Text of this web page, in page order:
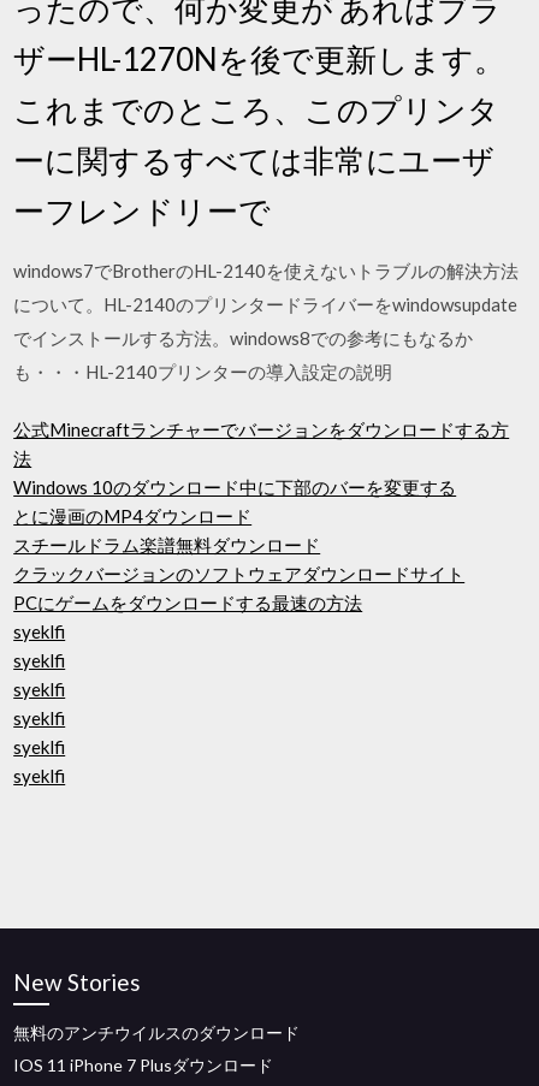
ったので、何か変更が あればブラ
ザーHL-1270Nを後で更新します。
これまでのところ、このプリンタ
ーに関するすべては非常にユーザ
ーフレンドリーで
windows7でBrotherのHL-2140を使えないトラブルの解決方法
について。HL-2140のプリンタードライバーをwindowsupdate
でインストールする方法。windows8での参考にもなるか
も・・・HL-2140プリンターの導入設定の説明
公式Minecraftランチャーでバージョンをダウンロードする方
法
Windows 10のダウンロード中に下部のバーを変更する
とに漫画のMP4ダウンロード
スチールドラム楽譜無料ダウンロード
クラックバージョンのソフトウェアダウンロードサイト
PCにゲームをダウンロードする最速の方法
syeklfi
syeklfi
syeklfi
syeklfi
syeklfi
syeklfi
New Stories
無料のアンチウイルスのダウンロード
IOS 11 iPhone 7 Plusダウンロード